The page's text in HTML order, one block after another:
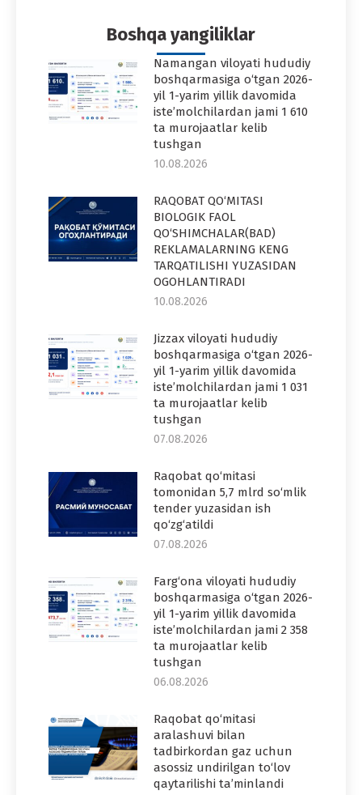
Boshqa yangiliklar
Namangan viloyati hududiy
boshqarmasiga o‘tgan 2026-
yil 1-yarim yillik davomida
iste’molchilardan jami 1 610
ta murojaatlar kelib
tushgan
10.08.2026
RAQOBAT QO‘MITASI
BIOLOGIK FAOL
QO‘SHIMCHALAR(BAD)
REKLAMALARNING KENG
TARQATILISHI YUZASIDAN
OGOHLANTIRADI
10.08.2026
Jizzax viloyati hududiy
boshqarmasiga o‘tgan 2026-
yil 1-yarim yillik davomida
iste’molchilardan jami 1 031
ta murojaatlar kelib
tushgan
07.08.2026
Raqobat qo‘mitasi
tomonidan 5,7 mlrd so‘mlik
tender yuzasidan ish
qo‘zg‘atildi
07.08.2026
Farg‘ona viloyati hududiy
boshqarmasiga o‘tgan 2026-
yil 1-yarim yillik davomida
iste’molchilardan jami 2 358
ta murojaatlar kelib
tushgan
06.08.2026
Raqobat qo‘mitasi
aralashuvi bilan
tadbirkordan gaz uchun
asossiz undirilgan to‘lov
qaytarilishi ta’minlandi